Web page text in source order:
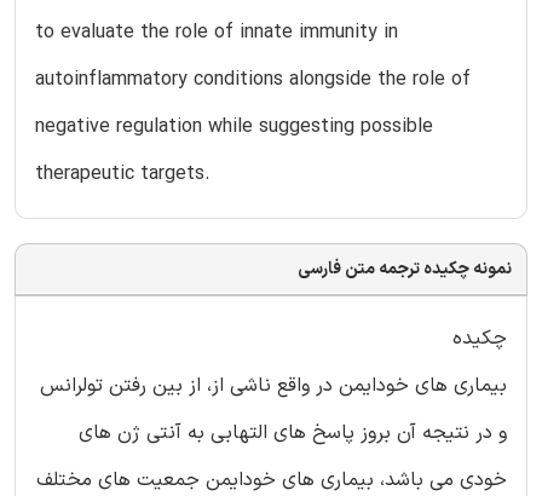
to evaluate the role of innate immunity in
autoinflammatory conditions alongside the role of
negative regulation while suggesting possible
therapeutic targets.
نمونه چکیده ترجمه متن فارسی
چکیده
بیماری های خودایمن در واقع ناشی از، از بین رفتن تولرانس
و در نتیجه آن بروز پاسخ های التهابی به آنتی ژن های
خودی می باشد، بیماری های خودایمن جمعیت های مختلف